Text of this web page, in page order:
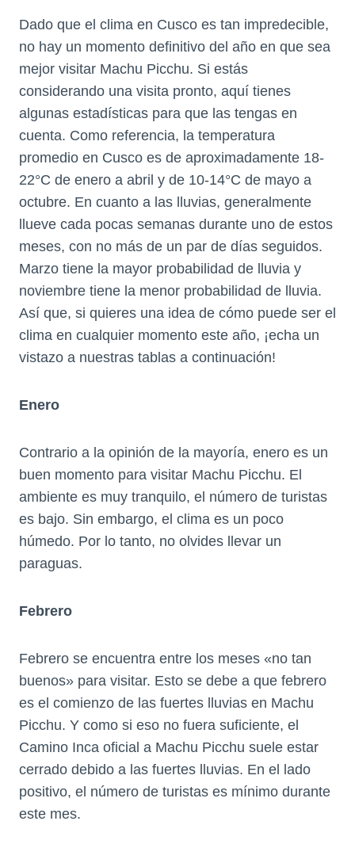
Dado que el clima en Cusco es tan impredecible,
no hay un momento definitivo del año en que sea
mejor visitar Machu Picchu. Si estás
considerando una visita pronto, aquí tienes
algunas estadísticas para que las tengas en
cuenta. Como referencia, la temperatura
promedio en Cusco es de aproximadamente 18-
22°C de enero a abril y de 10-14°C de mayo a
octubre. En cuanto a las lluvias, generalmente
llueve cada pocas semanas durante uno de estos
meses, con no más de un par de días seguidos.
Marzo tiene la mayor probabilidad de lluvia y
noviembre tiene la menor probabilidad de lluvia.
Así que, si quieres una idea de cómo puede ser el
clima en cualquier momento este año, ¡echa un
vistazo a nuestras tablas a continuación!
Enero
Contrario a la opinión de la mayoría, enero es un
buen momento para visitar Machu Picchu. El
ambiente es muy tranquilo, el número de turistas
es bajo. Sin embargo, el clima es un poco
húmedo. Por lo tanto, no olvides llevar un
paraguas.
Febrero
Febrero se encuentra entre los meses «no tan
buenos» para visitar. Esto se debe a que febrero
es el comienzo de las fuertes lluvias en Machu
Picchu. Y como si eso no fuera suficiente, el
Camino Inca oficial a Machu Picchu suele estar
cerrado debido a las fuertes lluvias. En el lado
positivo, el número de turistas es mínimo durante
este mes.